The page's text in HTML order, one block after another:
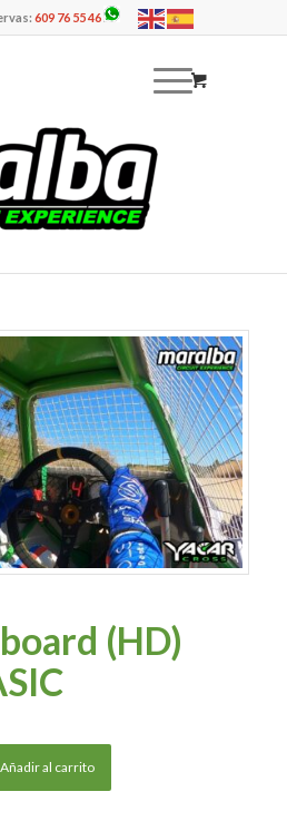
609 76 55 46
(HD)
Añadir al carrito